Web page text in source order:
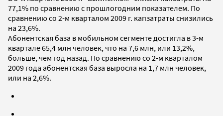
77,1% по сравнению с прошлогодним показателем. По
сравнению со 2-м кварталом 2009 г. капзатраты снизились
на 23,6%.
Абонентская база в мобильном сегменте достигла в 3-м
квартале 65,4 млн человек, что на 7,6 млн, или 13,2%,
больше, чем год назад. По сравнению со 2-м кварталом
2009 года абонентская база выросла на 1,7 млн человек,
или на 2,6%.